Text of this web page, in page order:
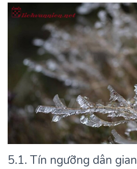
5.1. Tín ngưỡng dân gian